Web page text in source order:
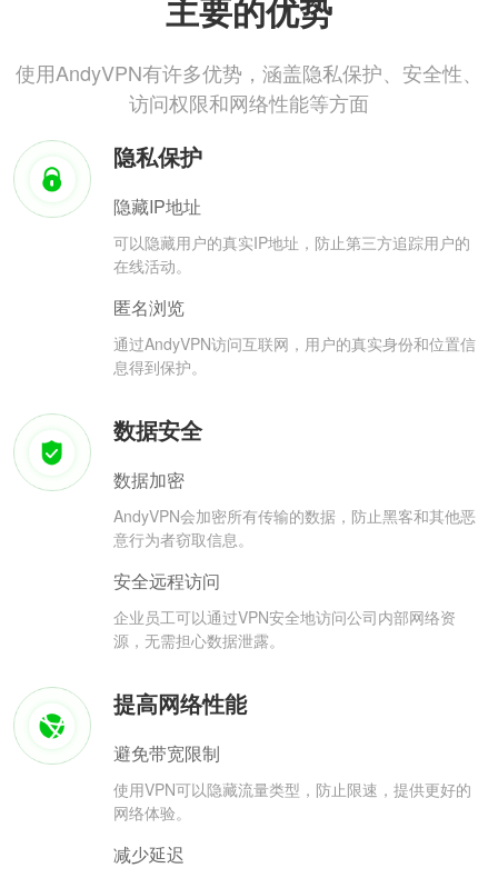
主要的优势
使用AndyVPN有许多优势，涵盖隐私保护、安全性、
访问权限和网络性能等方面
隐私保护
隐藏IP地址
可以隐藏用户的真实IP地址，防止第三方追踪用户的
在线活动。
匿名浏览
通过AndyVPN访问互联网，用户的真实身份和位置信
息得到保护。
数据安全
数据加密
AndyVPN会加密所有传输的数据，防止黑客和其他恶
意行为者窃取信息。
安全远程访问
企业员工可以通过VPN安全地访问公司内部网络资
源，无需担心数据泄露。
提高网络性能
避免带宽限制
使用VPN可以隐藏流量类型，防止限速，提供更好的
网络体验。
减少延迟